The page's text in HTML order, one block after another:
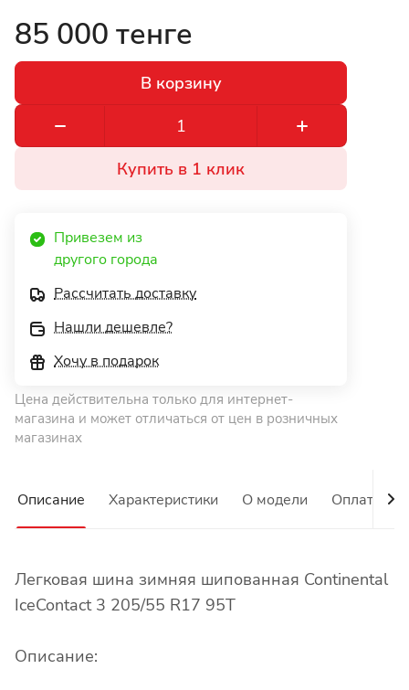
85 000 тенге
В корзину
Купить в 1 клик
Привезем из
другого города
Рассчитать доставку
Нашли дешевле?
Хочу в подарок
Цена действительна только для интернет-
магазина и может отличаться от цен в розничных
магазинах
Описание Характеристики О модели Оплата
Легковая шина зимняя шипованная Continental
IceContact 3 205/55 R17 95T
Описание: